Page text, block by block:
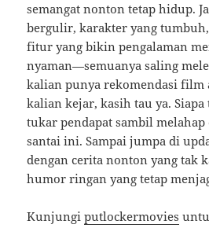
semangat nonton tetap hidup.
bergulir, karakter yang
fitur yang bikin pengalaman
nyaman—semuanya saling
kalian punya rekomendasi film
kalian kejar, kasih tau ya.
tukar pendapat sambil
santai ini. Sampai jumpa di
dengan cerita nonton yang tak
humor ringan yang tetap
Kunjungiputlockermovies